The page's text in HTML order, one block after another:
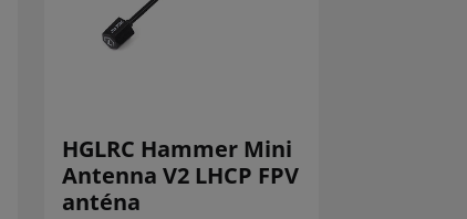
HGLRC Hammer Mini
Antenna V2 LHCP FPV
anténa